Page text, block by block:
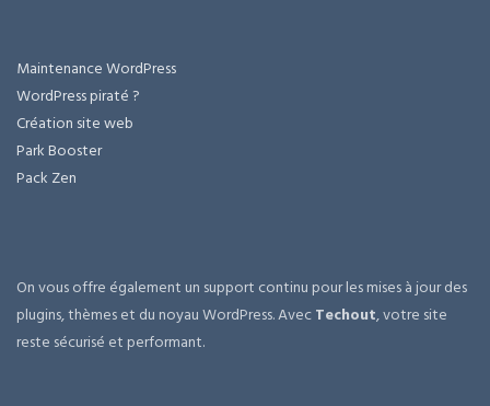
Maintenance WordPress
WordPress piraté ?
Création site web
Park Booster
Pack Zen
On vous offre également un support continu pour les mises à jour des
plugins, thèmes et du noyau WordPress. AvecTechout, votre site
reste sécurisé et performant.